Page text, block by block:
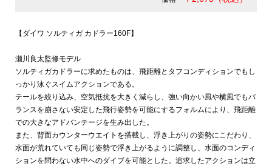
【ダイワ ソルティガ カドラー160F】
瀬川良太監修モデル
ソルティガカドラーに求めたものは、飛距離とタフコンディションでもし
っかり泳ぐスイムアクションである。
テールを絞り込み、空気抵抗を大きく減らし、強い向かい風や横風でもバ
ランスを崩さない安定した飛行姿勢を可能にするフォルムにより、飛距離
での大きなアドバンテージを生み出した。
また、背面カウンターウエイトを搭載し、浮き上がりの姿勢にこだわり、
水面が荒れていても同じ姿勢で浮き上がるように調整し、水面のコンディ
ションを問わない水中へのダイブを可能とした。追求したアクションは立